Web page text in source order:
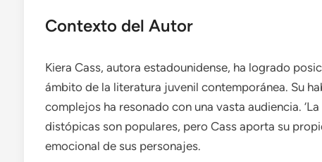
Contexto del Autor
Kiera Cass, autora estadounidense, ha logrado
ámbito de la literatura juvenil contemporánea. Su
complejos ha resonado con una vasta audiencia.
distópicas son populares, pero Cass aporta su
emocional de sus personajes.